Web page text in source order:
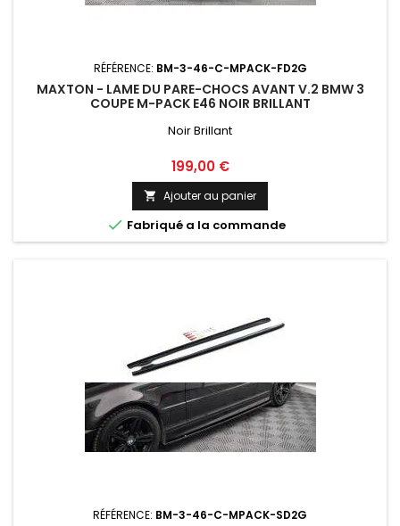
RÉFÉRENCE: BM-3-46-C-MPACK-FD2G
MAXTON - LAME DU PARE-CHOCS AVANT V.2 BMW 3
COUPE M-PACK E46 NOIR BRILLANT
Noir Brillant
Prix
199,00 €
 Ajouter au panier
 Fabriqué a la commande
RÉFÉRENCE: BM-3-46-C-MPACK-SD2G